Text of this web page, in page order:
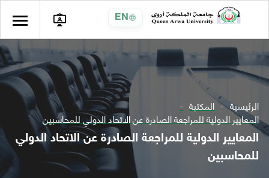
EN
الرئيسية المكتبة
المعايير الدولية للمراجعة الصادرة عن الاتحاد الدولي للمحاسبين
المعايير الدولية للمراجعة الصادرة عن الاتحاد الدولي
للمحاسبين